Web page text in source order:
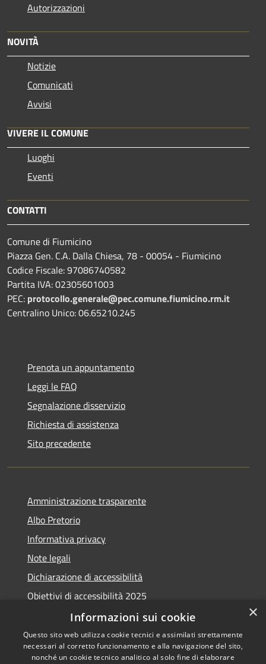
Autorizzazioni
NOVITÀ
Notizie
Comunicati
Avvisi
VIVERE IL COMUNE
Luoghi
Eventi
CONTATTI
Comune di Fiumicino
Piazza Gen. C.A. Dalla Chiesa, 78 - 00054 - Fiumicino
Codice Fiscale: 97086740582
Partita IVA: 02305601003
PEC: protocollo.generale@pec.comune.fiumicino.rm.it
Centralino Unico: 06.65210.245
Prenota un appuntamento
Leggi le FAQ
Segnalazione disservizio
Richiesta di assistenza
Sito precedente
Amministrazione trasparente
Albo Pretorio
Informativa privacy
Note legali
Dichiarazione di accessibilità
Obiettivi di accessibilità 2025
Meccanismo di feedback
×
Informazioni sui cookie
Questo sito web utilizza cookie tecnici e assimilati strettamente
necessari al corretto funzionamento e alla navigazione del sito,
nonché un cookie tecnico analitico al solo fine di elaborare